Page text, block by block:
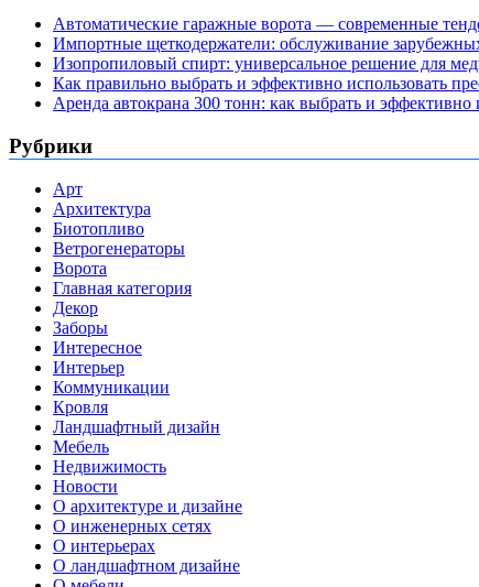
Автоматические гаражные ворота — современные
Импортные щеткодержатели: обслуживание
Изопропиловый спирт: универсальное решение для
Как правильно выбрать и эффективно использовать
Аренда автокрана 300 тонн: как выбрать и
Рубрики
Арт
Архитектура
Биотопливо
Ветрогенераторы
Ворота
Главная категория
Декор
Заборы
Интересное
Интерьер
Коммуникации
Кровля
Ландшафтный дизайн
Мебель
Недвижимость
Новости
О архитектуре и дизайне
О инженерных сетях
О интерьерах
О ландшафтном дизайне